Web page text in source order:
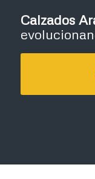
Calzados